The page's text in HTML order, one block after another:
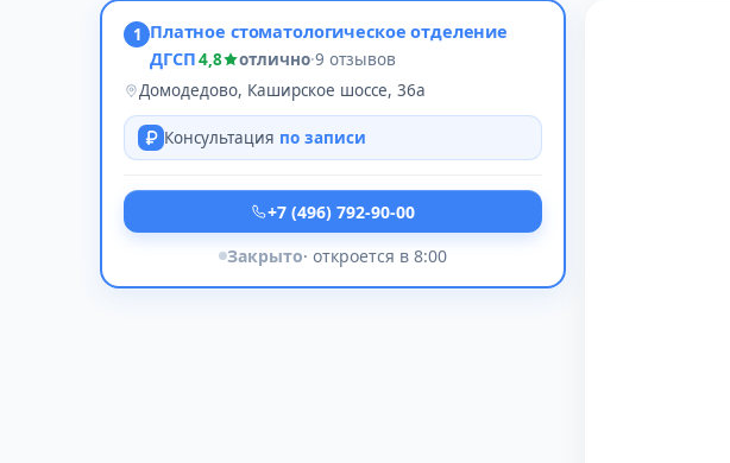
1 Платное стоматологическое отделение
ДГСП4,8 отлично·9 отзывов
Домодедово, Каширское шоссе, 36а
Консультация по записи
+7 (496) 792-90-00
Закрыто· откроется в 8:00